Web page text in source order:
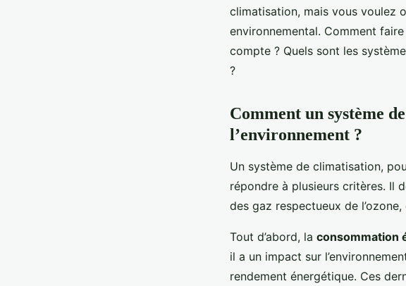
climatisation, mais vous voulez
environnemental. Comment
compte ? Quels sont les
?
Comment un système
l’environnement ?
Un système de climatisation,
répondre à plusieurs critères. Il
des gaz respectueux de
Tout d’abord, la consommation
il a un impact sur
rendement énergétique. Ces